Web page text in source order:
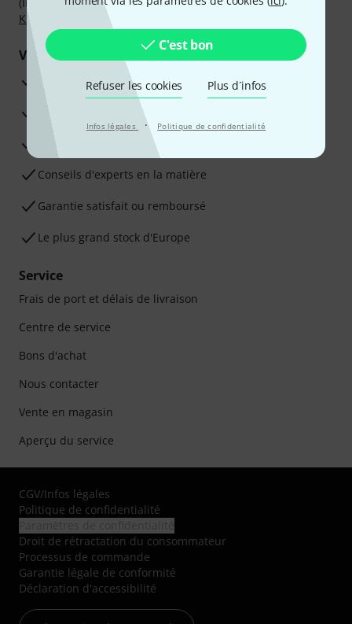
C'est bon
Refuser les cookies Plus d´infos
Infos légales · Politique de confidentialité
Klarna Payer en 3 fois
Vos avantages
Ga­ran­tie Thomann 3 ans
Garantie 30 jours satisfait ou remboursé
Conseils d'experts en la matière
Garantie satisfait ou remboursé
Le plus grand stock d'Europe
Service
Frais de port et délais de livraison
Centre de service
Bons d'achat
Nous contacter
Vente en magasin
Aperçu du service
CGV/Infos légales
Politique de confidentialité
Droit de rétractation du consommateur
Processus de commande
Garantie légale de conformité
Déclaration d'accessibilité